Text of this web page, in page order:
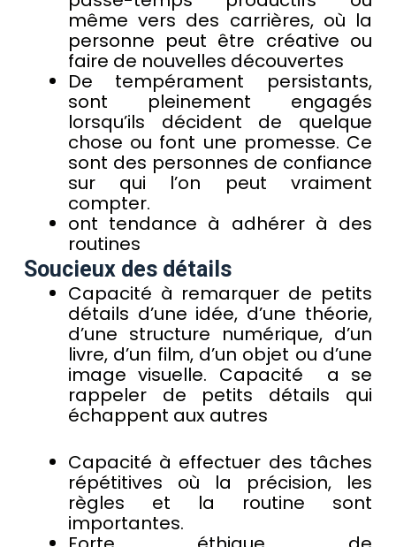
même vers des carrières, où la
personne peut être créative ou
faire de nouvelles découvertes
De tempérament persistants,
sont pleinement engagés
lorsqu’ils décident de quelque
chose ou font une promesse. Ce
sont des personnes de confiance
sur qui l’on peut vraiment
compter.
ont tendance à adhérer à des
routines
Soucieux des détails
Capacité à remarquer de petits
détails d’une idée, d’une théorie,
d’une structure numérique, d’un
livre, d’un film, d’un objet ou d’une
image visuelle. Capacité a se
rappeler de petits détails qui
échappent aux autres
Capacité à effectuer des tâches
répétitives où la précision, les
règles et la routine sont
importantes.